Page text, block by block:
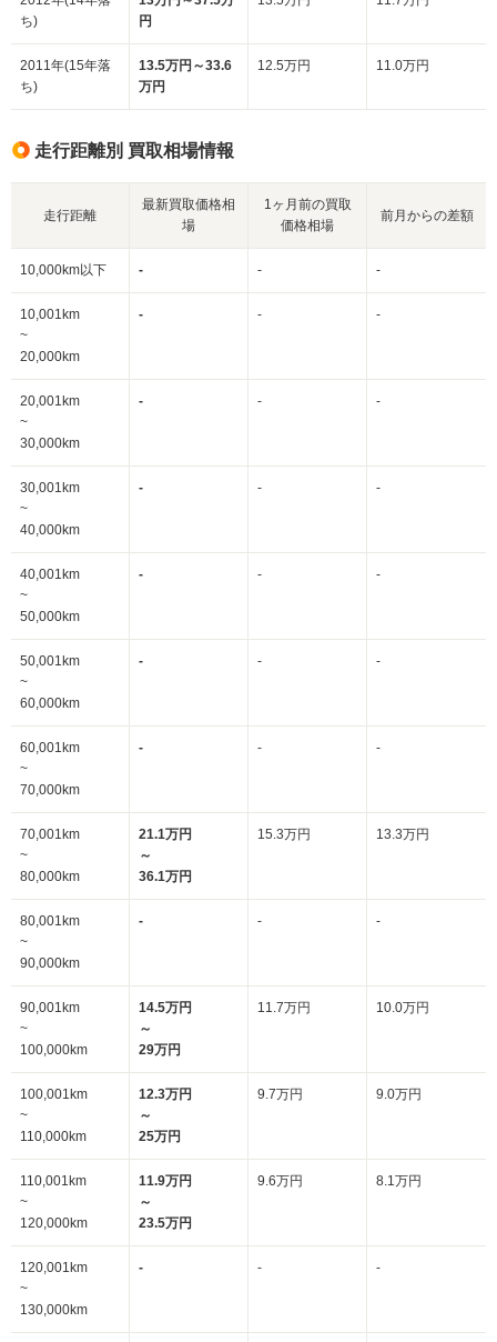
ち)
円
2011年(15年落
ち)
13.5万円～33.6
万円
12.5万円 11.0万円
走行距離別 買取相場情報
走行距離
最新買取価格相
場
1ヶ月前の買取
価格相場
前月からの差額
10,000km以下 - - -
10,001km
~
20,000km
- - -
20,001km
~
30,000km
- - -
30,001km
~
40,000km
- - -
40,001km
~
50,000km
- - -
50,001km
~
60,000km
- - -
60,001km
~
70,000km
- - -
70,001km
~
80,000km
21.1万円
～
36.1万円
15.3万円 13.3万円
80,001km
~
90,000km
- - -
90,001km
~
100,000km
14.5万円
～
29万円
11.7万円 10.0万円
100,001km
~
110,000km
12.3万円
～
25万円
9.7万円 9.0万円
110,001km
~
120,000km
11.9万円
～
23.5万円
9.6万円 8.1万円
120,001km
~
130,000km
- - -